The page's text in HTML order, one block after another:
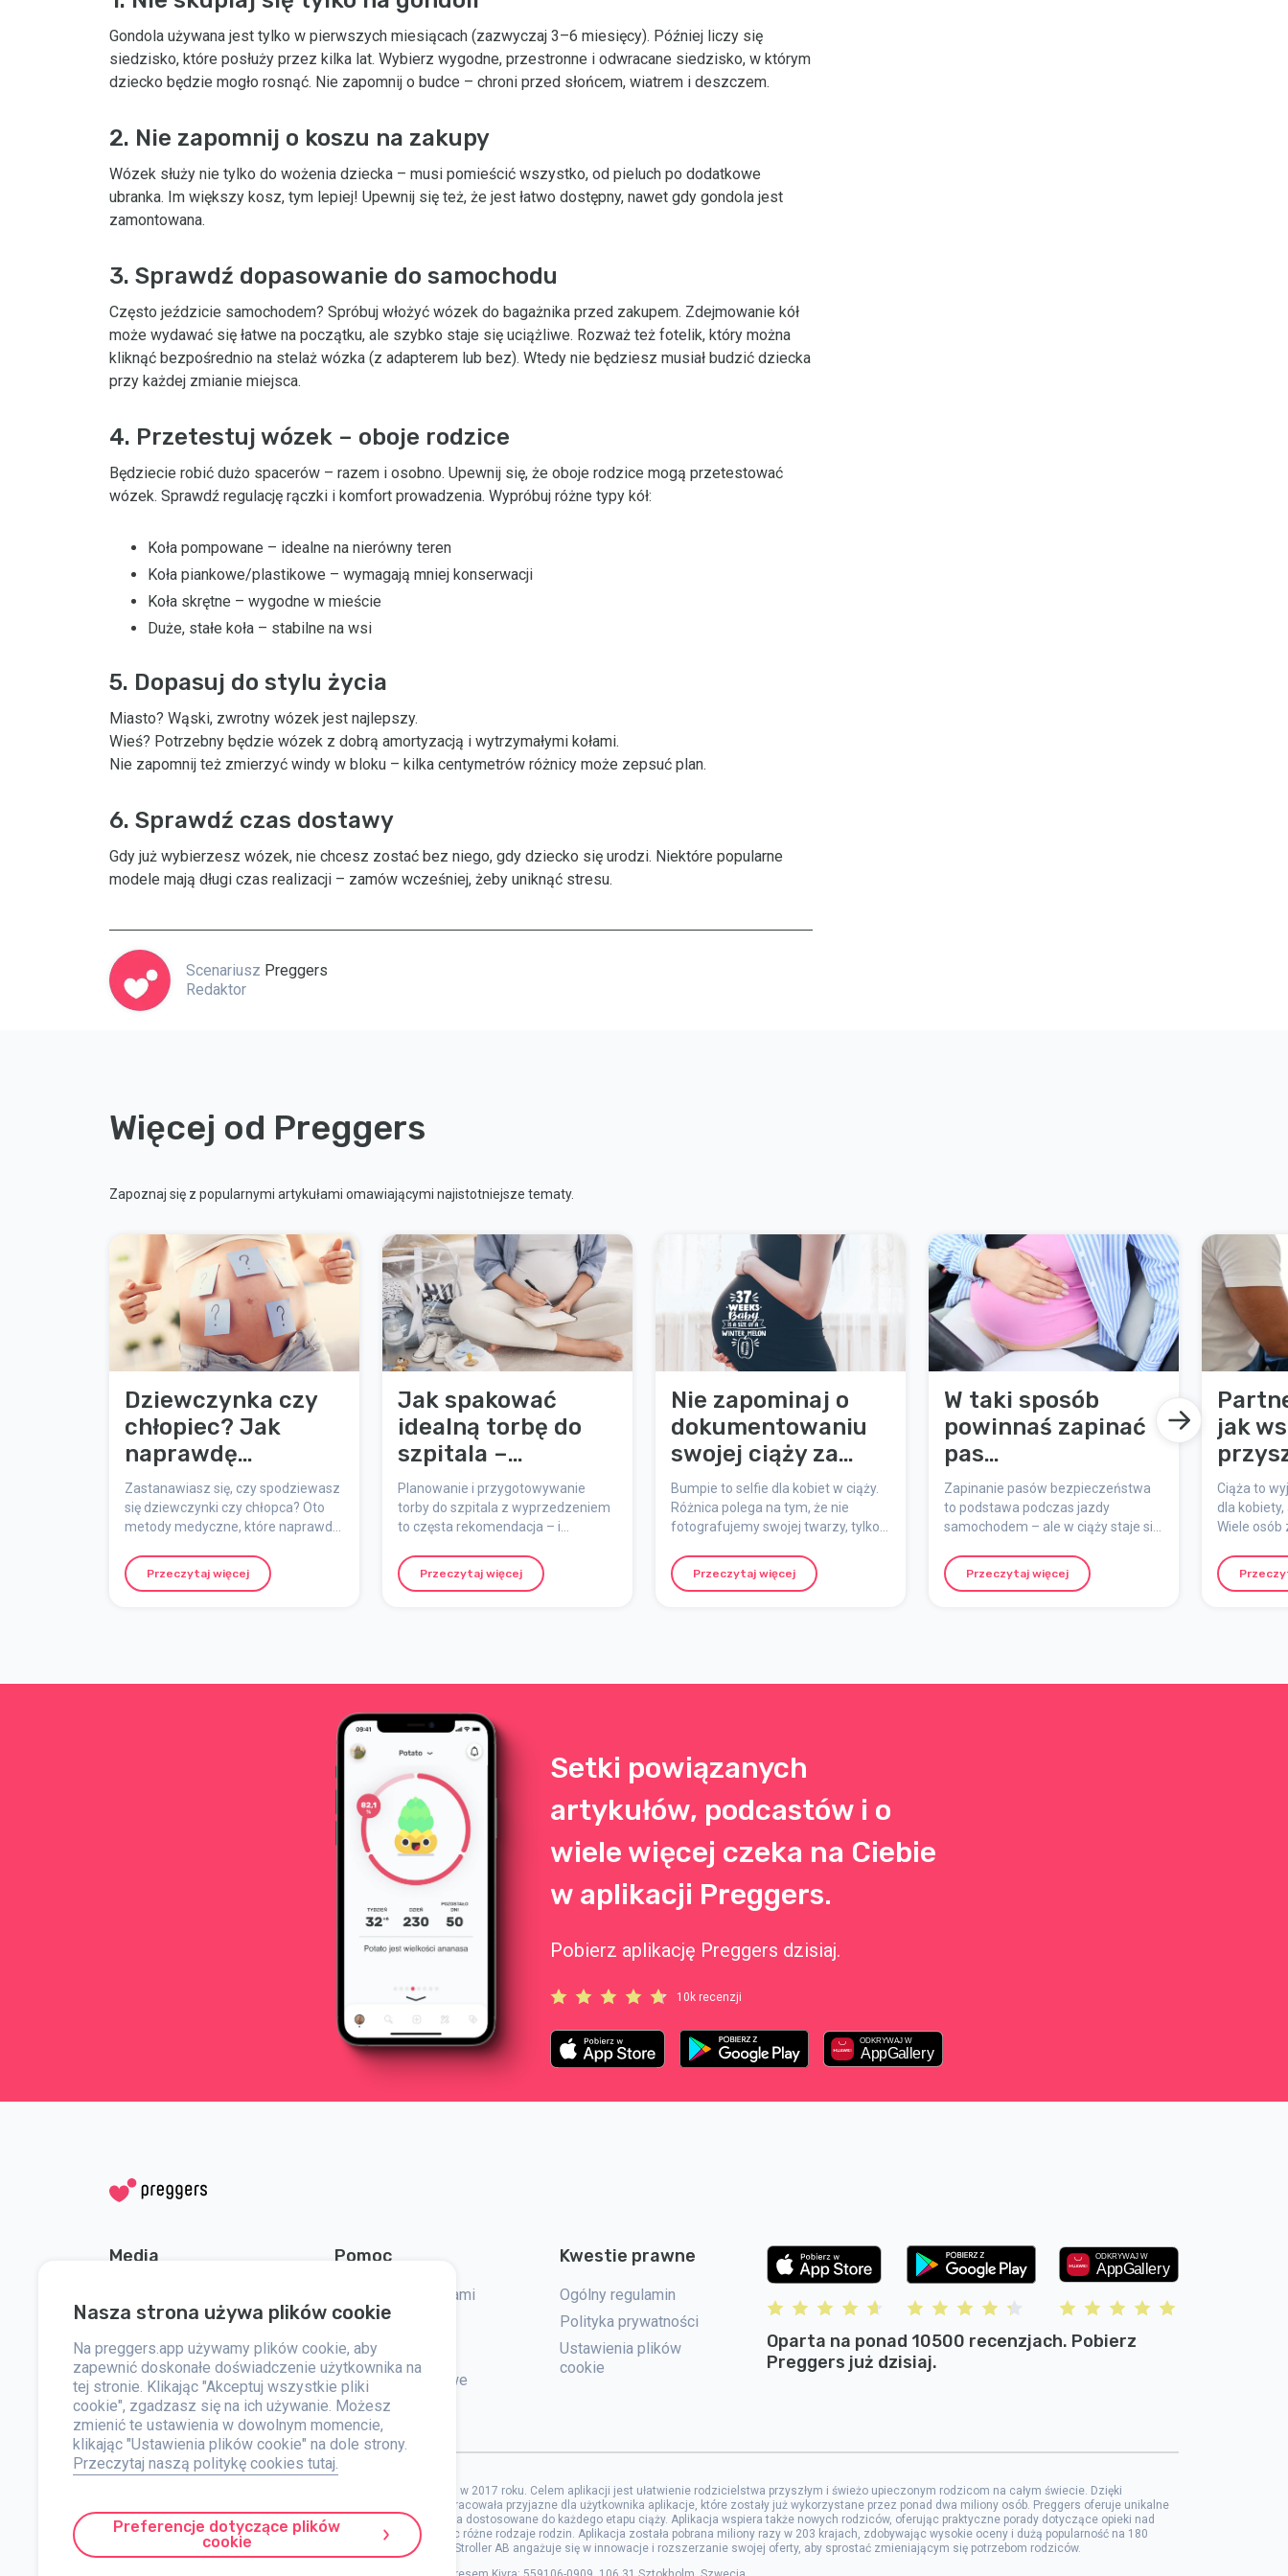
Gondola używana jest tylko w pierwszych miesiącach (zazwyczaj 3–6 miesięcy). Później liczy się
siedzisko, które posłuży przez kilka lat. Wybierz wygodne, przestronne i odwracane siedzisko, w którym
dziecko będzie mogło rosnąć. Nie zapomnij o budce – chroni przed słońcem, wiatrem i deszczem.
2. Nie zapomnij o koszu na zakupy
Wózek służy nie tylko do wożenia dziecka – musi pomieścić wszystko, od pieluch po dodatkowe
ubranka. Im większy kosz, tym lepiej! Upewnij się też, że jest łatwo dostępny, nawet gdy gondola jest
zamontowana.
3. Sprawdź dopasowanie do samochodu
Często jeździcie samochodem? Spróbuj włożyć wózek do bagażnika przed zakupem. Zdejmowanie kół
może wydawać się łatwe na początku, ale szybko staje się uciążliwe. Rozważ też fotelik, który można
kliknąć bezpośrednio na stelaż wózka (z adapterem lub bez). Wtedy nie będziesz musiał budzić dziecka
przy każdej zmianie miejsca.
4. Przetestuj wózek – oboje rodzice
Będziecie robić dużo spacerów – razem i osobno. Upewnij się, że oboje rodzice mogą przetestować
wózek. Sprawdź regulację rączki i komfort prowadzenia. Wypróbuj różne typy kół:
Koła pompowane – idealne na nierówny teren
Koła piankowe/plastikowe – wymagają mniej konserwacji
Koła skrętne – wygodne w mieście
Duże, stałe koła – stabilne na wsi
5. Dopasuj do stylu życia
Miasto? Wąski, zwrotny wózek jest najlepszy.
Wieś? Potrzebny będzie wózek z dobrą amortyzacją i wytrzymałymi kołami.
Nie zapomnij też zmierzyć windy w bloku – kilka centymetrów różnicy może zepsuć plan.
6. Sprawdź czas dostawy
Gdy już wybierzesz wózek, nie chcesz zostać bez niego, gdy dziecko się urodzi. Niektóre popularne
modele mają długi czas realizacji – zamów wcześniej, żeby uniknąć stresu.
Scenariusz Preggers
Redaktor
Więcej od Preggers
Zapoznaj się z popularnymi artykułami omawiającymi najistotniejsze tematy.
Dziewczynka czy
chłopiec? Jak
naprawdę
sprawdzić płeć
dziecka (i co
mówią stare
przesądy!)
Zastanawiasz się, czy spodziewasz
się dziewczynki czy chłopca? Oto
metody medyczne, które naprawdę
przesądy krążące wokół ciąży i płci
dziecka.
Przeczytaj więcej
Jak spakować
idealną torbę do
szpitala –
najlepsze
wskazówki!
Planowanie i przygotowywanie
torby do szpitala z wyprzedzeniem
to częsta rekomendacja – i
teraz nie możesz myśleć o niczym
innym, jak o nadchodzącej porodzie,
najlepsze wskazówki dotyczące
spakowania idealnej torby do
szpitala.
Przeczytaj więcej
Nie zapominaj o
dokumentowaniu
swojej ciąży za
pomocą bumpies!
Bumpie to selfie dla kobiet w ciąży.
Różnica polega na tym, że nie
fotografujemy swojej twarzy, tylko
oznacza „wybrzuszenie” i
nawiązuje do rosnącego brzucha
Przeczytaj więcej
W taki sposób
powinnaś zapinać
pas
bezpieczeństwa,
gdy jesteś w ciąży
Zapinanie pasów bezpieczeństwa
to podstawa podczas jazdy
samochodem – ale w ciąży staje się
pokazują, że aż 40% kobiet w ciąży
używa pasa nieprawidłowo, co
Przeczytaj więcej
jak
Ciąża to
dla
Wiele osób
praktyczne
sprawią,
Setki powiązanych
artykułów, podcastów i o
wiele więcej czeka na Ciebie
w aplikacji Preggers.
Pobierz aplikację Preggers dzisiaj.
10k recenzji
Media
Instagram
Facebook
Pomoc
Skontaktuj się z nami
O nas
Informacje prasowe
Kwestie prawne
Ogólny regulamin
Polityka prywatności
Ustawienia plików
cookie
Oparta na ponad 10500 recenzjach. Pobierz
Preggers już dzisiaj.
Preggers to aplikacja stworzona przez szwedzką firmę Stroller AB w 2017 roku. Celem aplikacji jest ułatwienie rodzicielstwa przyszłym i świeżo upieczonym rodzicom na całym świecie. Dzięki
wszechstronnemu zespołowi i współpracy z ekspertami, firma opracowała przyjazne dla użytkownika aplikacje, które zostały już wykorzystane przez ponad dwa miliony osób. Preggers oferuje unikalne
doświadczenie 3D, które zapewnia aktualizacje, porady i narzędzia dostosowane do każdego etapu ciąży. Aplikacja wspiera także nowych rodziców, oferując praktyczne porady dotyczące opieki nad
noworodkami. Preggers ceni różnorodność i integrację, wspierając różne rodzaje rodzin. Aplikacja została pobrana miliony razy w 203 krajach, zdobywając wysokie oceny i dużą popularność na 180
rynkach. Preggers to niezawodne źródło informacji dla rodziców. Stroller AB angażuje się w innowacje i rozszerzanie swojej oferty, aby sprostać zmieniającym się potrzebom rodziców.
Nasza strona używa plików cookie
Na preggers.app używamy plików cookie, aby
zapewnić doskonałe doświadczenie użytkownika na
tej stronie. Klikając "Akceptuj wszystkie pliki
cookie", zgadzasz się na ich używanie. Możesz
zmienić te ustawienia w dowolnym momencie,
klikając "Ustawienia plików cookie" na dole strony.
Przeczytaj naszą politykę cookies tutaj.
Preferencje dotyczące plików
cookie